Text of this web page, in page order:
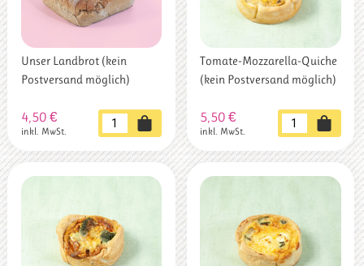
Unser Landbrot (kein
Postversand möglich)
4,50 €
inkl. MwSt.
Unser
Landbrot
(kein
Tomate-Mozzarella-Quiche
(kein Postversand möglich)
5,50€
inkl. MwSt.
Tomate-
Mozzarella-
Quiche
Menge